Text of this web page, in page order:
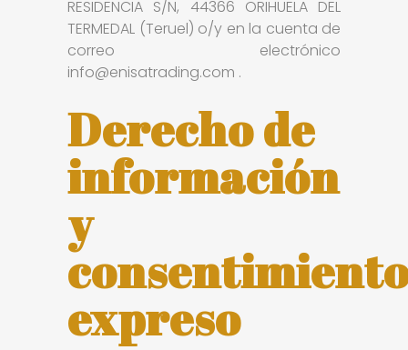
RESIDENCIA S/N, 44366 ORIHUELA DEL
TERMEDAL (Teruel) o/y en la cuenta de
correo electrónico
info@enisatrading.com .
Derecho de
información
y
expreso